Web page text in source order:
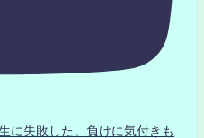
に失敗した。負けに気付きも